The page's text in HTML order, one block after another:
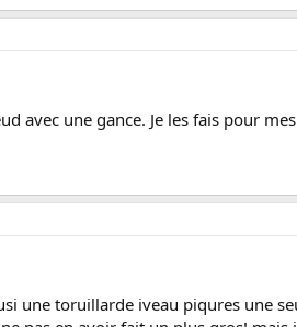
avec une gance. Je les fais pour
une toruillarde iveau piqures une